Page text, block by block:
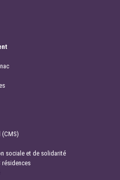
(CMS)
sociale et de solidarité
résidences